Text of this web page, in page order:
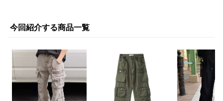
今回紹介する商品一覧